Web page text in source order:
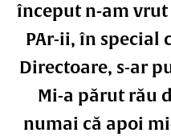
început n-am vrut
PAr-ii, în special
Directoare, s-ar
Mi-a părut rău
numai că apoi